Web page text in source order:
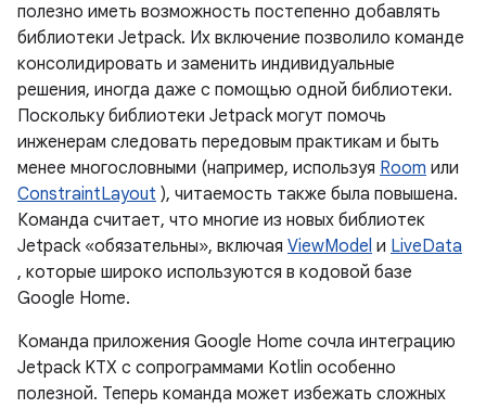
полезно иметь возможность постепенно добавлять
библиотеки Jetpack. Их включение позволило команде
консолидировать и заменить индивидуальные
решения, иногда даже с помощью одной библиотеки.
Поскольку библиотеки Jetpack могут помочь
инженерам следовать передовым практикам и быть
менее многословными (например, используя Room или
ConstraintLayout ), читаемость также была повышена.
Команда считает, что многие из новых библиотек
Jetpack «обязательны», включая ViewModel и LiveData
, которые широко используются в кодовой базе
Google Home.
Команда приложения Google Home сочла интеграцию
Jetpack KTX с сопрограммами Kotlin особенно
полезной. Теперь команда может избежать сложных